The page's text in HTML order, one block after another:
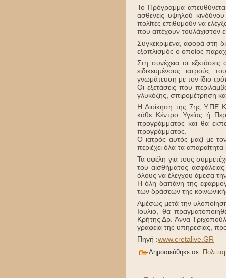
To Πρόγραμμα
ασθενείς υψηλού
πολίτες επιθυμούν να
που απέχουν τουλάχιστον
Συγκεκριμένα, αφορά στη
εξοπλισμός ο οποίος
Στη συνέχεια οι
ειδικευμένους ιατρούς
γνωμάτευση με τον ίδιο
Οι εξετάσεις που
γλυκόζης, σπιρομέτρηση
Η Διοίκηση της 7ης Υ.ΠΕ
κάθε Κέντρο Υγείας ή
προγράμματος και θα
προγράμματος.
Ο ιατρός αυτός μαζί με
περιέχει όλα τα
Τα οφέλη για τους
του αισθήματος
όλους να έλεγχου άμεσα
Η όλη δαπάνη της
των δράσεων της
Αμέσως μετά την
Ιούλιο, θα
Κρήτης Δρ. Άννα
γραφεία της υπηρεσίας,
Πηγή :www.cretalive.GR
Δημοσιεύθηκε σε: